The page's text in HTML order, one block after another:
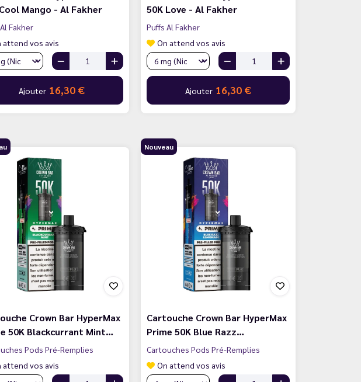
Mango - Al Fakher
Fakher
attend vos avis
Ajouter 16,30 €
50K Love - Al Fakher
Puffs Al Fakher
On attend vos avis
Ajouter 16,30 €
Crown Bar HyperMax
50K Blackcurrant Mint…
Pods Pré-Remplies
attend vos avis
Nouveau
Cartouche Crown Bar HyperMax
Prime 50K Blue Razz…
Cartouches Pods Pré-Remplies
On attend vos avis